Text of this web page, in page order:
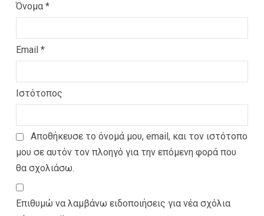
Όνομα *
Email *
Ιστότοπος
Αποθήκευσε το όνομά μου, email, και τον ιστότοπο
μου σε αυτόν τον πλοηγό για την επόμενη φορά που
θα σχολιάσω.
Επιθυμώ να λαμβάνω ειδοποιήσεις για νέα σχόλια